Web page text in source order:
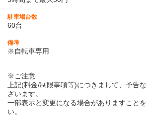
駐車場台数
60台
備考
※自転車専用
※ご注意
上記(料金/制限事項等)につきまして、予告
ざいます。
一部表示と変更になる場合がありますこと
い。